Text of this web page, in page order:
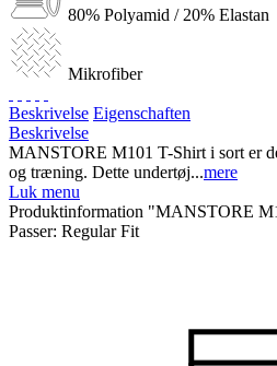
80% Polyamid / 20% Elastan
Mikrofiber
Beskrivelse Eigenschaften
Beskrivelse
MANSTORE M101 T-Shirt i sort er
og træning. Dette undertøj...mere
Luk menu
Produktinformation "MANSTORE
Passer: Regular Fit